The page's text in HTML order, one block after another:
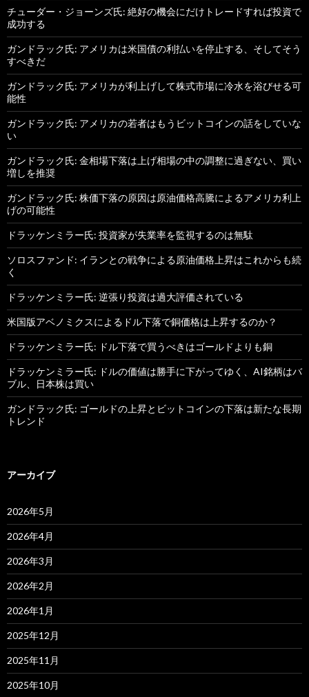
チューダー・ジョーンズ氏: 絶好の機会にだけトレードすれば投資で
成功する
ガンドラック氏: アメリカは米国債の利払いを停止する、そしてそう
すべきだ
ガンドラック氏: アメリカが利上げして株式市場に冷水を浴びせる可
能性
ガンドラック氏: アメリカの若者はもうビットコインの話をしていな
い
ガンドラック氏: 金相場下落は上げ相場の中の調整に過ぎない、買い
増しを推奨
ガンドラック氏: 株価下落の原因は原油価格高騰によるアメリカ利上
げの可能性
ドラッケンミラー氏: 投資家が失業率を監視するのは無駄
ソロスファンド: イランとの戦争による原油価格上昇はこれからも続
く
ドラッケンミラー氏: 逆張り投資は過大評価されている
米国版アベノミクスによるドル下落で銅価格は上昇するのか？
ドラッケンミラー氏: ドル下落で買うべきはゴールドよりも銅
ドラッケンミラー氏: ドルの価値は勝手に下がってゆく、AI銘柄はバ
ブル、日本株は買い
ガンドラック氏: ゴールドの上昇とビットコインの下落は新たな長期
トレンド
アーカイブ
2026年5月
2026年4月
2026年3月
2026年2月
2026年1月
2025年12月
2025年11月
2025年10月